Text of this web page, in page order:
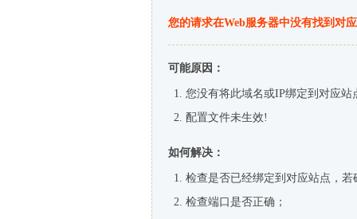
您的请求在Web服务器中没有找到对
可能原因：
您没有将此域名或IP绑定到对应站
配置文件未生效!
如何解决：
检查是否已经绑定到对应站点，
检查端口是否正确；